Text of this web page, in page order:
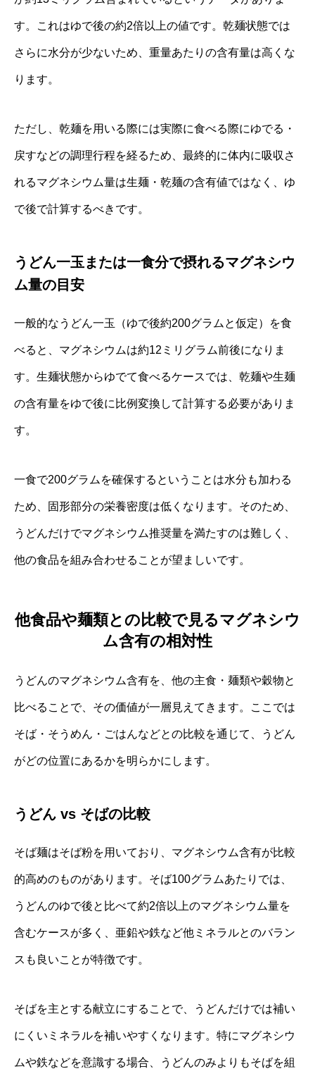
す。これはゆで後の約2倍以上の値です。乾麺状態では
さらに水分が少ないため、重量あたりの含有量は高くな
ります。
ただし、乾麺を用いる際には実際に食べる際にゆでる・
戻すなどの調理行程を経るため、最終的に体内に吸収さ
れるマグネシウム量は生麺・乾麺の含有値ではなく、ゆ
で後で計算するべきです。
うどん一玉または一食分で摂れるマグネシウ
ム量の目安
一般的なうどん一玉（ゆで後約200グラムと仮定）を食
べると、マグネシウムは約12ミリグラム前後になりま
す。生麺状態からゆでて食べるケースでは、乾麺や生麺
の含有量をゆで後に比例変換して計算する必要がありま
す。
一食で200グラムを確保するということは水分も加わる
ため、固形部分の栄養密度は低くなります。そのため、
うどんだけでマグネシウム推奨量を満たすのは難しく、
他の食品を組み合わせることが望ましいです。
他食品や麺類との比較で見るマグネシウ
ム含有の相対性
うどんのマグネシウム含有を、他の主食・麺類や穀物と
比べることで、その価値が一層見えてきます。ここでは
そば・そうめん・ごはんなどとの比較を通じて、うどん
がどの位置にあるかを明らかにします。
うどん vs そばの比較
そば麺はそば粉を用いており、マグネシウム含有が比較
的高めのものがあります。そば100グラムあたりでは、
うどんのゆで後と比べて約2倍以上のマグネシウム量を
含むケースが多く、亜鉛や鉄など他ミネラルとのバラン
スも良いことが特徴です。
そばを主とする献立にすることで、うどんだけでは補い
にくいミネラルを補いやすくなります。特にマグネシウ
ムや鉄などを意識する場合、うどんのみよりもそばを組